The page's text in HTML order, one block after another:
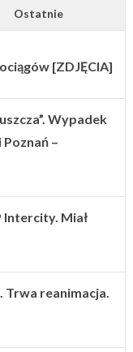
Ostatnie
[ZDJĘCIA]
Wypadek
–
Intercity. Miał
Trwa reanimacja.